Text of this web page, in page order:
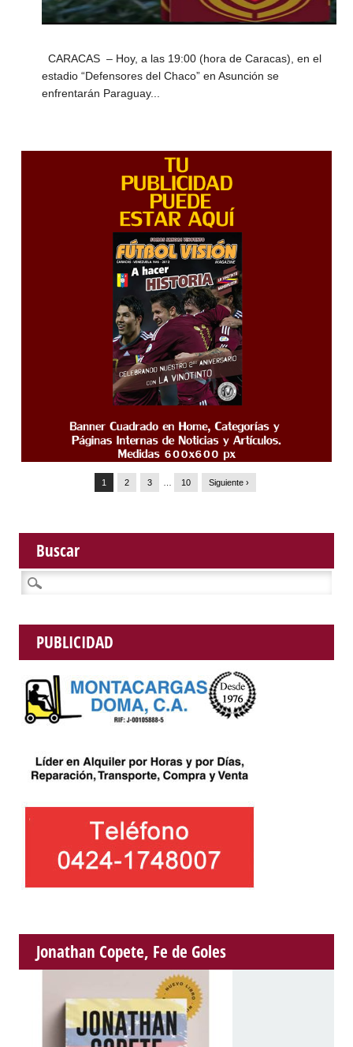
CARACAS – Hoy, a las 19:00 (hora de Caracas), en el
estadio “Defensores del Chaco” en Asunción se
enfrentarán Paraguay...
1 2 3 10 Siguiente ›
Buscar
Buscar:
PUBLICIDAD
Jonathan Copete, Fe de Goles